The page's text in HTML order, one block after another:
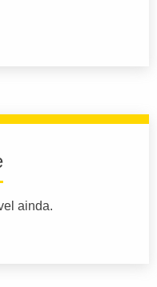
ainda.